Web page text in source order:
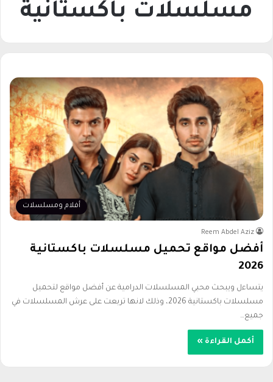
مسلسلات باكستانية
أفلام ومسلسلات
Reem Abdel Aziz
أفضل مواقع تحميل مسلسلات باكستانية
2026
يتساءل ويبحث محبي المسلسلات الدرامية عن أفضل مواقع لتحميل
مسلسلات باكستانية 2026، وذلك لانها تربعت على عرش المسلسلات في
جميع…
أكمل القراءة »